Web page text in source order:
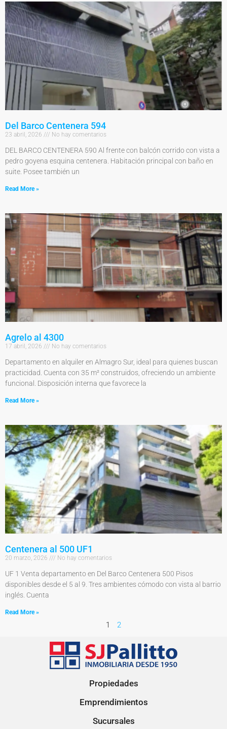
Del Barco Centenera 594
23 abril, 2026 No hay comentarios
DEL BARCO CENTENERA 590 Al frente con balcón corrido con vista a
pedro goyena esquina centenera. Habitación principal con baño en
suite. Posee también un
Read More »
Agrelo al 4300
17 abril, 2026 No hay comentarios
Departamento en alquiler en Almagro Sur, ideal para quienes buscan
practicidad. Cuenta con 35 m² construidos, ofreciendo un ambiente
funcional. Disposición interna que favorece la
Read More »
Centenera al 500 UF1
20 marzo, 2026 No hay comentarios
UF 1 Venta departamento en Del Barco Centenera 500 Pisos
disponibles desde el 5 al 9. Tres ambientes cómodo con vista al barrio
inglés. Cuenta
Read More »
1 2
Propiedades
Emprendimientos
Sucursales